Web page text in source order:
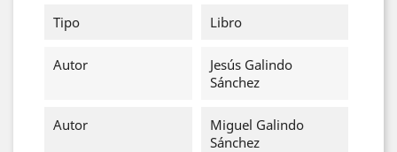
Tipo
Libro
Autor
Jesús Galindo
Sánchez
Autor
Miguel Galindo
Sánchez